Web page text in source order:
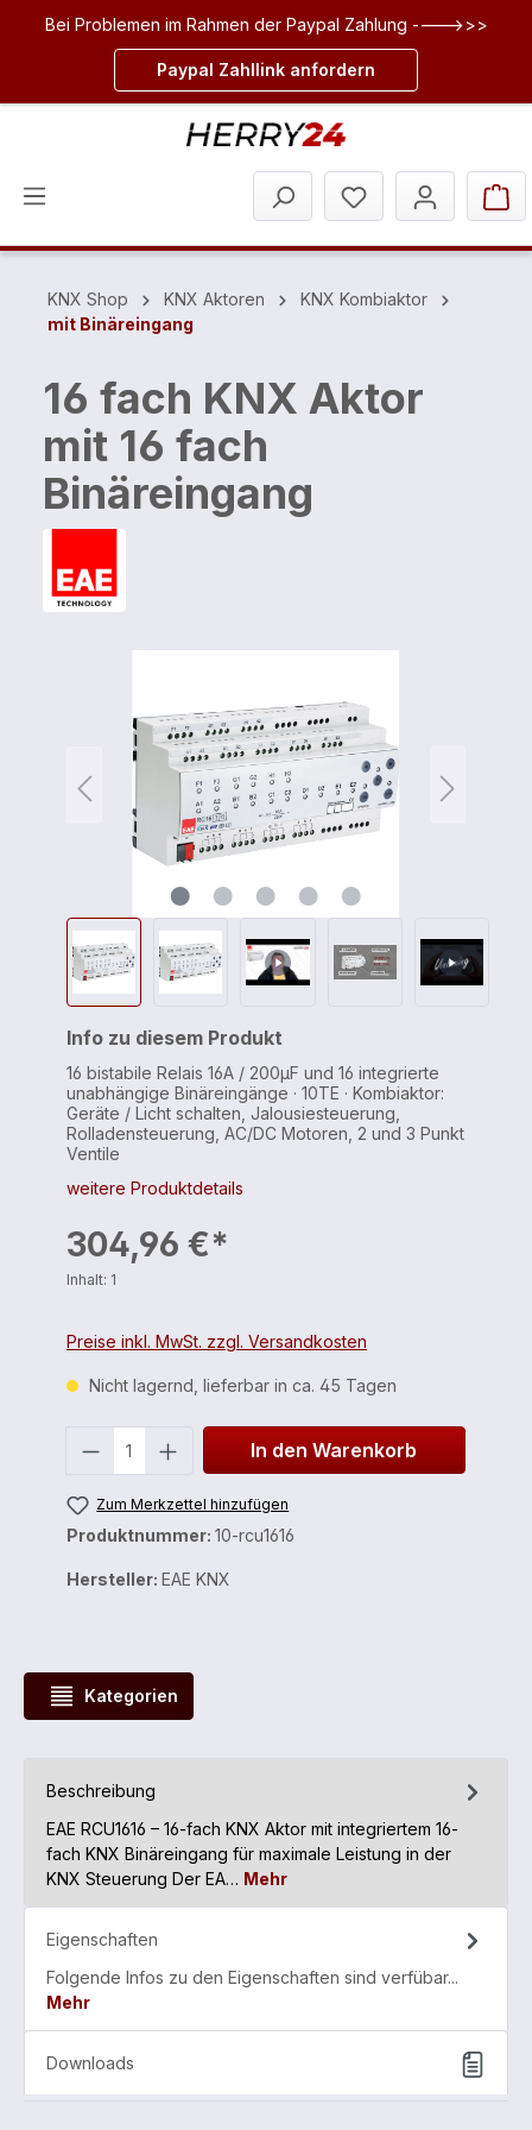
springen
Bei Problemen im Rahmen der Paypal Zahlung ---->>>
Paypal Zahllink anfordern
KNX Shop KNX Aktoren
KNX Kombiaktor
mit Binäreingang
16 fach KNX Aktor
mit 16 fach
Binäreingang
Info zu diesem Produkt
16 bistabile Relais 16A / 200µF und 16 integrierte
unabhängige Binäreingänge · 10TE · Kombiaktor:
Geräte / Licht schalten, Jalousiesteuerung,
Rolladensteuerung, AC/DC Motoren, 2 und 3 Punkt
Ventile
weitere Produktdetails
304,96 €*
Inhalt: 1
Preise inkl. MwSt. zzgl. Versandkosten
Nicht lagernd, lieferbar in ca. 45 Tagen
In den Warenkorb
Zum Merkzettel hinzufügen
Produktnummer: 10-rcu1616
Hersteller: EAE KNX
Kategorien
Beschreibung
EAE RCU1616 – 16-fach KNX Aktor mit integriertem 16-
fach KNX Binäreingang für maximale Leistung in der
KNX Steuerung Der EA… Mehr
Eigenschaften
Folgende Infos zu den Eigenschaften sind verfübar...
Mehr
Downloads